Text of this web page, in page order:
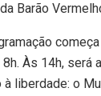
Barão
Às 14h, será
liberdade: o